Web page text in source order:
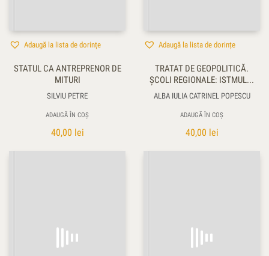
Adaugă la lista de dorințe
STATUL CA ANTREPRENOR DE
MITURI
SILVIU PETRE
ADAUGĂ ÎN COȘ
40,00 lei
Adaugă la lista de dorințe
TRATAT DE GEOPOLITICĂ.
ŞCOLI REGIONALE: ISTMUL...
ALBA IULIA CATRINEL POPESCU
ADAUGĂ ÎN COȘ
40,00 lei